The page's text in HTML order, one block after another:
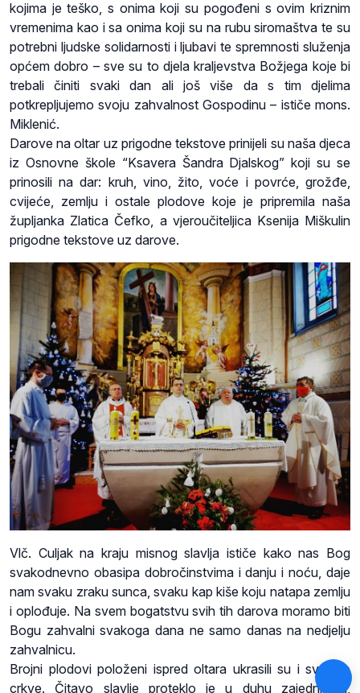
kojima je teško, s onima koji su pogođeni s ovim kriznim
vremenima kao i sa onima koji su na rubu siromaštva te su
potrebni ljudske solidarnosti i ljubavi te spremnosti služenja
općem dobro – sve su to djela kraljevstva Božjega koje bi
trebali činiti svaki dan ali još više da s tim djelima
potkrepljujemo svoju zahvalnost Gospodinu – ističe mons.
Miklenić.
Darove na oltar uz prigodne tekstove prinijeli su naša djeca
iz Osnovne škole “Ksavera Šandra Djalskog” koji su se
prinosili na dar: kruh, vino, žito, voće i povrće, grožđe,
cvijeće, zemlju i ostale plodove koje je pripremila naša
župljanka Zlatica Čefko, a vjeroučiteljica Ksenija Miškulin
prigodne tekstove uz darove.
Vlč. Culjak na kraju misnog slavlja ističe kako nas Bog
svakodnevno obasipa dobročinstvima i danju i noću, daje
nam svaku zraku sunca, svaku kap kiše koju natapa zemlju
i oplođuje. Na svem bogatstvu svih tih darova moramo biti
Bogu zahvalni svakoga dana ne samo danas na nedjelju
zahvalnicu.
Brojni plodovi položeni ispred oltara ukrasili su i svetište
crkve. Čitavo slavlje proteklo je u duhu zajedništva,